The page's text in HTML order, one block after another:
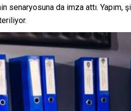
senaryosuna da imza attı. Yapım,